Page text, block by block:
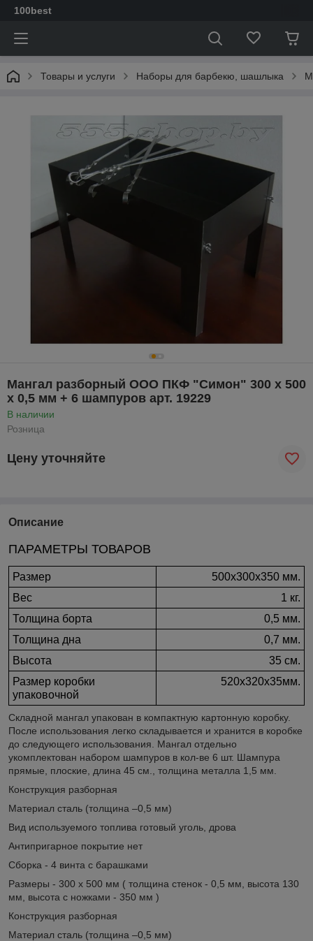
100best
Товары и услуги Наборы для барбекю, шашлыка
Мангал разборный ООО ПКФ "Симон" 300 х 500
х 0,5 мм + 6 шампуров арт. 19229
В наличии
Розница
Цену уточняйте
Описание
ПАРАМЕТРЫ ТОВАРОВ
Размер
500х300х350 мм.
Вес
1 кг.
Толщина борта
0,5 мм.
Толщина дна
0,7 мм.
Высота
35 см.
Размер коробки
упаковочной
520х320х35мм.
Складной мангал упакован в компактную картонную коробку.
После использования легко складывается и хранится в коробке
до следующего использования. Мангал отдельно
укомплектован набором шампуров в кол-ве 6 шт. Шампура
прямые, плоские, длина 45 см., толщина металла 1,5 мм.
Конструкция разборная
Материал сталь (толщина –0,5 мм)
Вид используемого топлива готовый уголь, дрова
Антипригарное покрытие нет
Сборка - 4 винта с барашками
Размеры - 300 х 500 мм ( толщина стенок - 0,5 мм, высота 130
мм, высота с ножками - 350 мм )
Конструкция разборная
Материал сталь (толщина –0,5 мм)